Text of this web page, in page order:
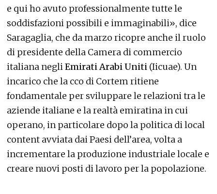
e qui ho avuto professionalmente tutte le
soddisfazioni possibili e immaginabili», dice
Saragaglia, che da marzo ricopre anche il ruolo
di presidente della Camera di commercio
italiana negli Emirati Arabi Uniti (Iicuae). Un
incarico che la cco di Cortem ritiene
fondamentale per sviluppare le relazioni tra le
aziende italiane e la realtà emiratina in cui
operano, in particolare dopo la politica di local
content avviata dai Paesi dell’area, volta a
incrementare la produzione industriale locale e
creare nuovi posti di lavoro per la popolazione.